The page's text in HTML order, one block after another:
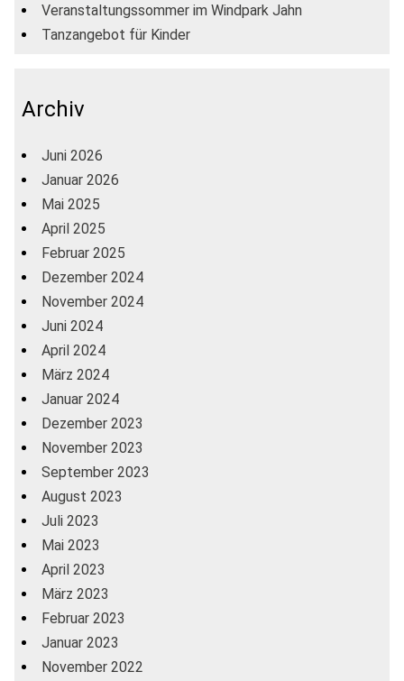
Veranstaltungssommer im Windpark Jahn
Tanzangebot für Kinder
Archiv
Juni 2026
Januar 2026
Mai 2025
April 2025
Februar 2025
Dezember 2024
November 2024
Juni 2024
April 2024
März 2024
Januar 2024
Dezember 2023
November 2023
September 2023
August 2023
Juli 2023
Mai 2023
April 2023
März 2023
Februar 2023
Januar 2023
November 2022